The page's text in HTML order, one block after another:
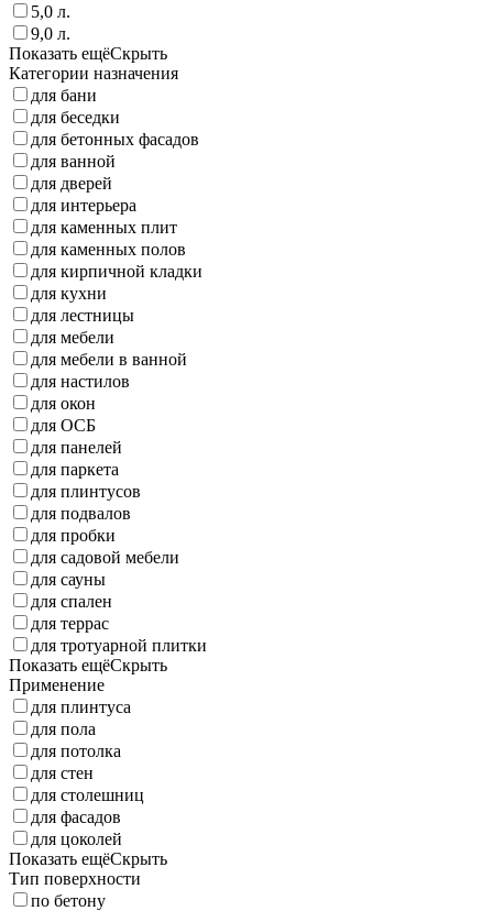
5,0 л.
9,0 л.
Показать ещёСкрыть
Категории назначения
для бани
для беседки
для бетонных фасадов
для ванной
для дверей
для интерьера
для каменных плит
для каменных полов
для кирпичной кладки
для кухни
для лестницы
для мебели
для мебели в ванной
для настилов
для окон
для ОСБ
для панелей
для паркета
для плинтусов
для подвалов
для пробки
для садовой мебели
для сауны
для спален
для террас
для тротуарной плитки
Показать ещёСкрыть
Применение
для плинтуса
для пола
для потолка
для стен
для столешниц
для фасадов
для цоколей
Показать ещёСкрыть
Тип поверхности
по бетону